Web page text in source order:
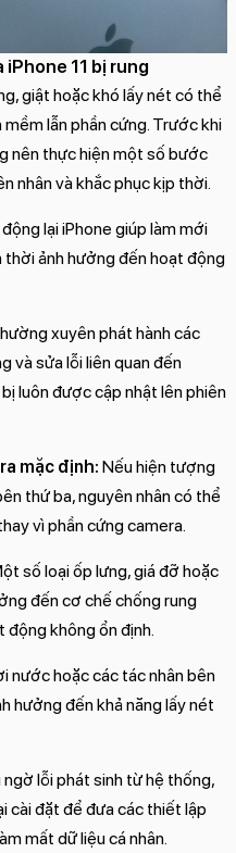
11 bị rung
giật hoặc khó lấy nét có thể
lẫn phần cứng. Trước khi
nên thực hiện một số bước
nhân và khắc phục kịp thời.
lại iPhone giúp làm mới
thời ảnh hưởng đến hoạt động
xuyên phát hành các
và sửa lỗi liên quan đến
luôn được cập nhật lên phiên
mặc định: Nếu hiện tượng
thứ ba, nguyên nhân có thể
vì phần cứng camera.
số loại ốp lưng, giá đỡ hoặc
đến cơ chế chống rung
động không ổn định.
nước hoặc các tác nhân bên
hưởng đến khả năng lấy nét
ngờ lỗi phát sinh từ hệ thống,
cài đặt để đưa các thiết lập
mất dữ liệu cá nhân.